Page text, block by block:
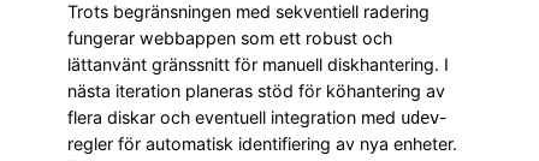
Trots begränsningen med sekventiell radering
fungerar webbappen som ett robust och
lättanvänt gränssnitt för manuell diskhantering. I
nästa iteration planeras stöd för köhantering av
flera diskar och eventuell integration med udev-
regler för automatisk identifiering av nya enheter.